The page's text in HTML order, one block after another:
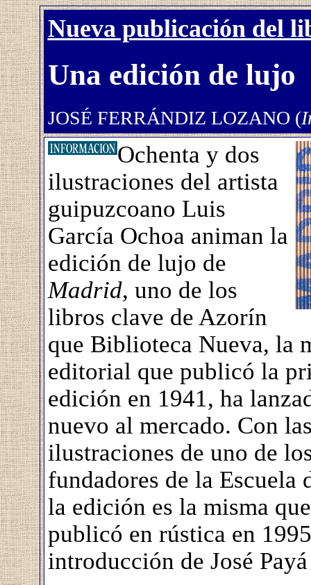
Nueva publicación del
Una edición de lujo
JOSÉ FERRÁNDIZ LOZANO (
Ochenta y dos
ilustraciones del artista
guipuzcoano Luis
García Ochoa animan la
edición de lujo de
Madrid, uno de los
libros clave de Azorín
que Biblioteca Nueva, la
editorial que publicó la
edición en 1941, ha
nuevo al mercado. Con
ilustraciones de uno de
fundadores de la Escuela
la edición es la misma
publicó en rústica en
introducción de José